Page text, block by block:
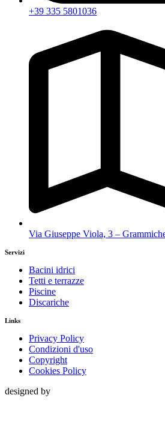
+39 335 5801036
Via Giuseppe Viola, 3 –
Servizi
Bacini idrici
Tetti e terrazze
Piscine
Discariche
Links
Privacy Policy
Condizioni d'uso
Copyright
Cookies Policy
designed by